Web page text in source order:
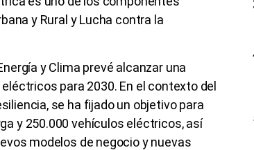
y Rural y Lucha contra la
y Clima prevé alcanzar una
para 2030. En el contexto del
se ha fijado un objetivo para
y 250.000 vehículos eléctricos, así
modelos de negocio y nuevas